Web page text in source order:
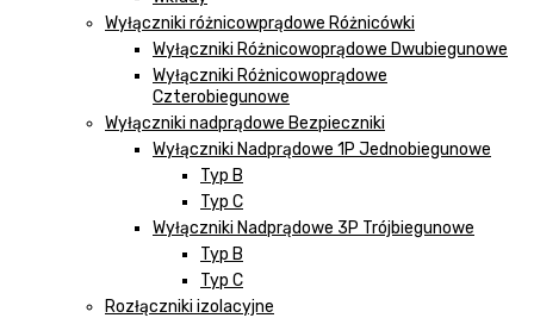
Wyłączniki różnicowprądowe Różnicówki
Wyłączniki Różnicowoprądowe Dwubiegunowe
Wyłączniki Różnicowoprądowe
Czterobiegunowe
Wyłączniki nadprądowe Bezpieczniki
Wyłączniki Nadprądowe 1P Jednobiegunowe
Typ B
Typ C
Wyłączniki Nadprądowe 3P Trójbiegunowe
Typ B
Typ C
Rozłączniki izolacyjne